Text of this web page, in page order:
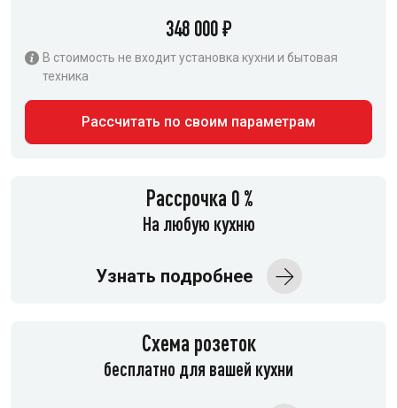
348 000 ₽
В стоимость не входит установка кухни и бытовая
техника
Рассчитать по своим параметрам
Рассрочка 0 %
На любую кухню
Узнать подробнее
Схема розеток
бесплатно для вашей кухни